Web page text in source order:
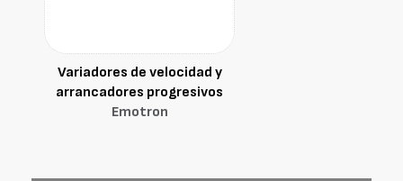
Variadores de velocidad y
arrancadores progresivos
Emotron